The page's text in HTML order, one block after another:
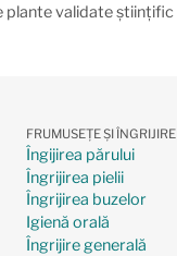
plante validate științific
FRUMUSEȚE ȘI ÎNGRIJIRE
Îngijirea părului
Îngrijirea pielii
Îngrijirea buzelor
Igienă orală
Îngrijire generală